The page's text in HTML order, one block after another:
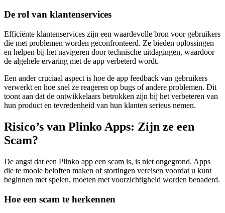
De rol van klantenservices
Efficiënte klantenservices zijn een waardevolle bron voor gebruikers
die met problemen worden geconfronteerd. Ze bieden oplossingen
en helpen bij het navigeren door technische uitdagingen, waardoor
de algehele ervaring met de app verbeterd wordt.
Een ander cruciaal aspect is hoe de app feedback van gebruikers
verwerkt en hoe snel ze reageren op bugs of andere problemen. Dit
toont aan dat de ontwikkelaars betrokken zijn bij het verbeteren van
hun product en tevredenheid van hun klanten serieus nemen.
Risico’s van Plinko Apps: Zijn ze een
Scam?
De angst dat een Plinko app een scam is, is niet ongegrond. Apps
die te mooie beloften maken of stortingen vereisen voordat u kunt
beginnen met spelen, moeten met voorzichtigheid worden benaderd.
Hoe een scam te herkennen